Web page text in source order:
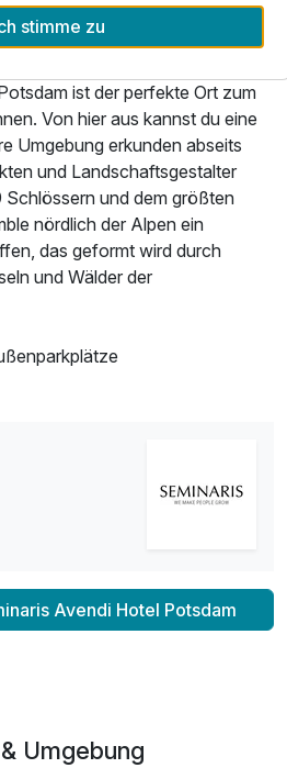
zur Ruhe kommen, die
ist der perfekte Ort zum
Von hier aus kannst du eine
Umgebung erkunden abseits
und Landschaftsgestalter
Schlössern und dem größten
nördlich der Alpen ein
das geformt wird durch
und Wälder der
Avendi Hotel Potsdam
Umgebung
stimme zu